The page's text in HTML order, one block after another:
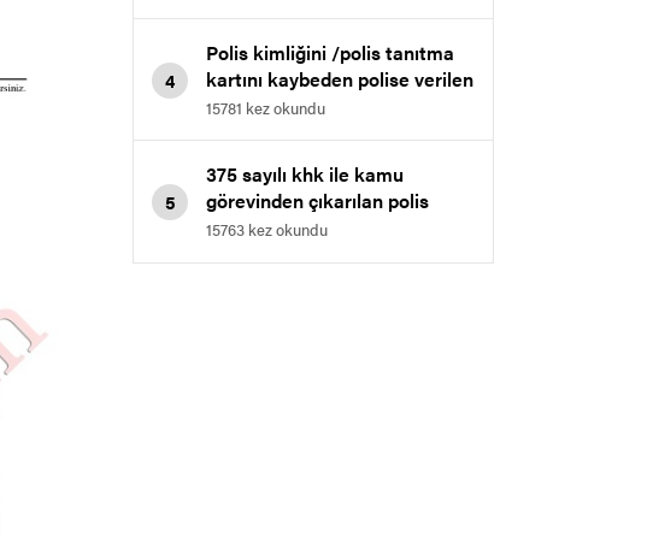
4
Polis kimliğini /polis tanıtma
kartını kaybeden polise verilen
cezanın iptali
15781 kez okundu
5
375 sayılı khk ile kamu
görevinden çıkarılan polis
memurunun bölge idare
15763 kez okundu